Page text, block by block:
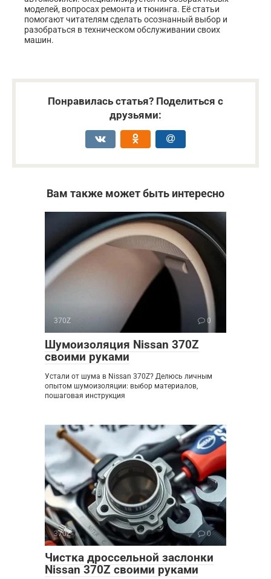
моделей, вопросах ремонта и тюнинга. Её статьи
помогают читателям сделать осознанный выбор и
разобраться в техническом обслуживании своих
машин.
Понравилась статья? Поделиться с
друзьями:
Вам также может быть интересно
370Z 0
Шумоизоляция Nissan 370Z
своими руками
Устали от шума в Nissan 370Z? Делюсь личным
опытом шумоизоляции: выбор материалов,
пошаговая инструкция
370Z 0
Чистка дроссельной заслонки
Nissan 370Z своими руками